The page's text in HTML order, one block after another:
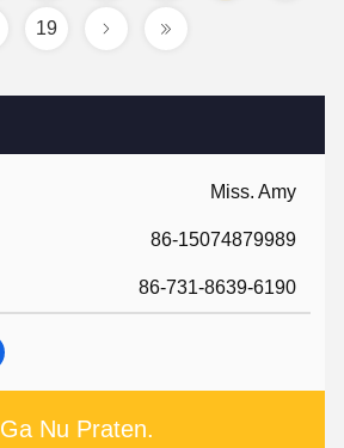
Miss. Amy
86-15074879989
86-731-8639-6190
Ga Nu Praten.
19